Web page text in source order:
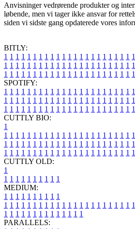
Anvisninger vedrørende produkter og
løbende, men vi tager ikke ansvar for
siden vi sidste gang opdaterede vores
BITLY:
1 1 1 1 1 1 1 1 1 1 1 1 1 1 1 1 1 1 1 1 1 1 1
1 1 1 1 1 1 1 1 1 1 1 1 1 1 1 1 1 1 1 1 1 1 1
1 1 1 1 1 1 1 1 1 1 1 1 1 1 1 1 1 1 1 1 1 1 1
SPOTIFY:
1 1 1 1 1 1 1 1 1 1 1 1 1 1 1 1 1 1 1 1 1 1 1
1 1 1 1 1 1 1 1 1 1 1 1 1 1 1 1 1 1 1 1 1 1 1
1 1 1 1 1 1 1 1 1 1 1 1 1 1 1 1 1 1 1 1 1 1 1
CUTTLY BIO:
1
1 1 1 1 1 1 1 1 1 1 1 1 1 1 1 1 1 1 1 1 1 1 1
1 1 1 1 1 1 1 1 1 1 1 1 1 1 1 1 1 1 1 1 1 1 1
1 1 1 1 1 1 1 1 1 1 1 1 1 1 1 1 1 1 1 1 1 1 1
CUTTLY OLD:
1
1 1 1 1 1 1 1 1 1 1
MEDIUM:
1 1 1 1 1 1 1 1 1 1
1 1 1 1 1 1 1 1 1 1 1 1 1 1 1 1 1 1 1 1 1 1 1
1 1 1 1 1 1 1 1 1 1 1 1 1 1
PARALLELS: